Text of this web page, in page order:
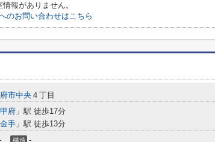
報がありません。
のお問い合わせはこちら
市中央 ４丁目
甲府 」駅 徒歩17分
金手 」駅 徒歩13分
構造 -